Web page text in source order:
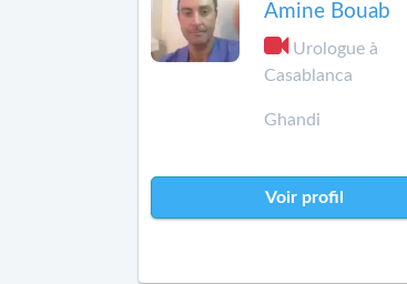
Amine Bouab
Urologue à
Casablanca
Ghandi
Voir profil